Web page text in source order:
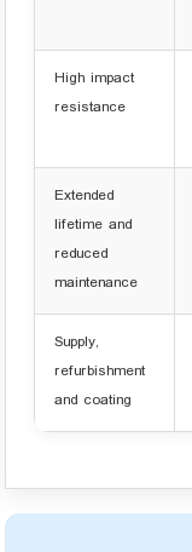
High impact
resistance
Extended
lifetime and
reduced
maintenance
Supply,
refurbishment
and coating